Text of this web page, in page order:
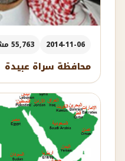
2014-11-06 55,763 مشاهدة
محافظة سراة عبيدة